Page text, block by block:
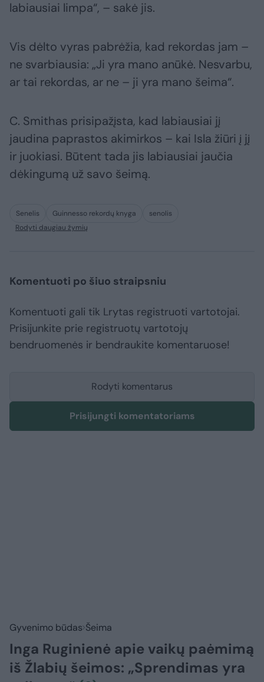
labiausiai limpa“, – sakė jis.
Vis dėlto vyras pabrėžia, kad rekordas jam –
ne svarbiausia: „Ji yra mano anūkė. Nesvarbu,
ar tai rekordas, ar ne – ji yra mano šeima“.
C. Smithas prisipažįsta, kad labiausiai jį
jaudina paprastos akimirkos – kai Isla žiūri į jį
ir juokiasi. Būtent tada jis labiausiai jaučia
dėkingumą už savo šeimą.
Senelis Guinnesso rekordų knyga
senolis
Rodyti daugiau žymių
Komentuoti po šiuo straipsniu
Komentuoti gali tik Lrytas registruoti vartotojai.
Prisijunkite prie registruotų vartotojų
bendruomenės ir bendraukite komentaruose!
Rodyti komentarus
Prisijungti komentatoriams
Gyvenimo būdas Šeima
Inga Ruginienė apie vaikų paėmimą
iš Žlabių šeimos: „Sprendimas yra